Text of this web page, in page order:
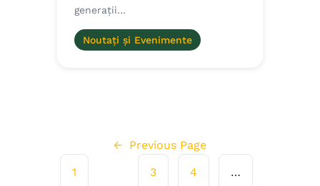
generații…
Noutați și Evenimente
← Previous Page
1
3 4 …